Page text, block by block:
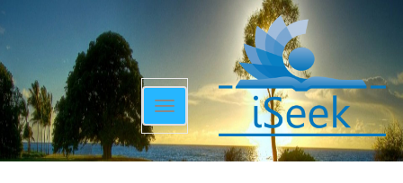
Toggle
navigation